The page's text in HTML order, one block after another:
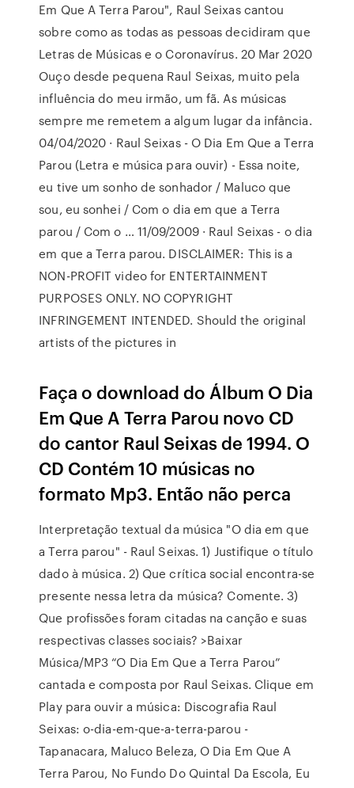
Em Que A Terra Parou", Raul Seixas cantou
sobre como as todas as pessoas decidiram que
Letras de Músicas e o Coronavírus. 20 Mar 2020
Ouço desde pequena Raul Seixas, muito pela
influência do meu irmão, um fã. As músicas
sempre me remetem a algum lugar da infância.
04/04/2020 · Raul Seixas - O Dia Em Que a Terra
Parou (Letra e música para ouvir) - Essa noite,
eu tive um sonho de sonhador / Maluco que
sou, eu sonhei / Com o dia em que a Terra
parou / Com o … 11/09/2009 · Raul Seixas - o dia
em que a Terra parou. DISCLAIMER: This is a
NON-PROFIT video for ENTERTAINMENT
PURPOSES ONLY. NO COPYRIGHT
INFRINGEMENT INTENDED. Should the original
artists of the pictures in
Faça o download do Álbum O Dia
Em Que A Terra Parou novo CD
do cantor Raul Seixas de 1994. O
CD Contém 10 músicas no
formato Mp3. Então não perca
Interpretação textual da música "O dia em que
a Terra parou" - Raul Seixas. 1) Justifique o título
dado à música. 2) Que crítica social encontra-se
presente nessa letra da música? Comente. 3)
Que profissões foram citadas na canção e suas
respectivas classes sociais? >Baixar
Música/MP3 “O Dia Em Que a Terra Parou”
cantada e composta por Raul Seixas. Clique em
Play para ouvir a música: Discografia Raul
Seixas: o-dia-em-que-a-terra-parou -
Tapanacara, Maluco Beleza, O Dia Em Que A
Terra Parou, No Fundo Do Quintal Da Escola, Eu